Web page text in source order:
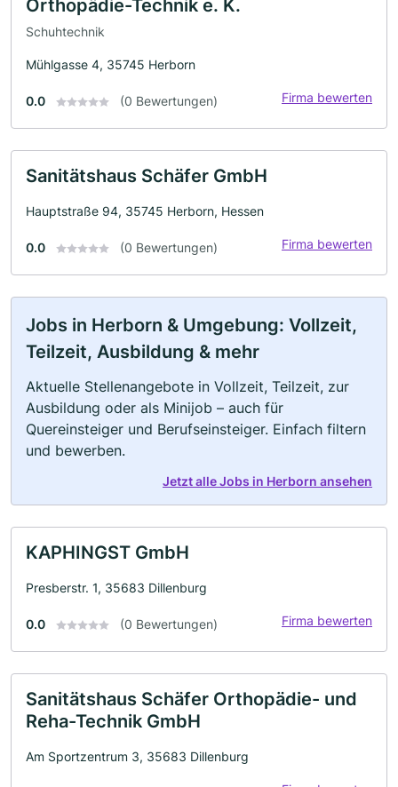
Orthopädie-Technik e. K.
Schuhtechnik
Mühlgasse 4, 35745 Herborn
0.0 (0 Bewertungen) Firma bewerten
Sanitätshaus Schäfer GmbH
Hauptstraße 94, 35745 Herborn, Hessen
0.0 (0 Bewertungen) Firma bewerten
Jobs in Herborn & Umgebung: Vollzeit,
Teilzeit, Ausbildung & mehr
Aktuelle Stellenangebote in Vollzeit, Teilzeit, zur
Ausbildung oder als Minijob – auch für
Quereinsteiger und Berufseinsteiger. Einfach filtern
und bewerben.
Jetzt alle Jobs in Herborn ansehen
KAPHINGST GmbH
Presberstr. 1, 35683 Dillenburg
0.0 (0 Bewertungen) Firma bewerten
Sanitätshaus Schäfer Orthopädie- und
Reha-Technik GmbH
Am Sportzentrum 3, 35683 Dillenburg